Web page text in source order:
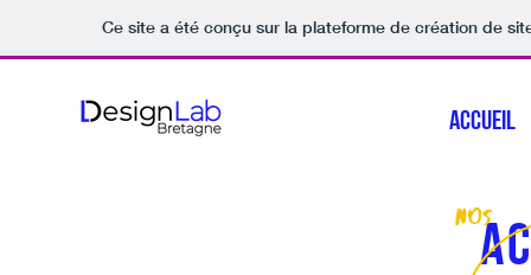
Ce site a été conçu sur la plateforme de création de
Accueil
nos